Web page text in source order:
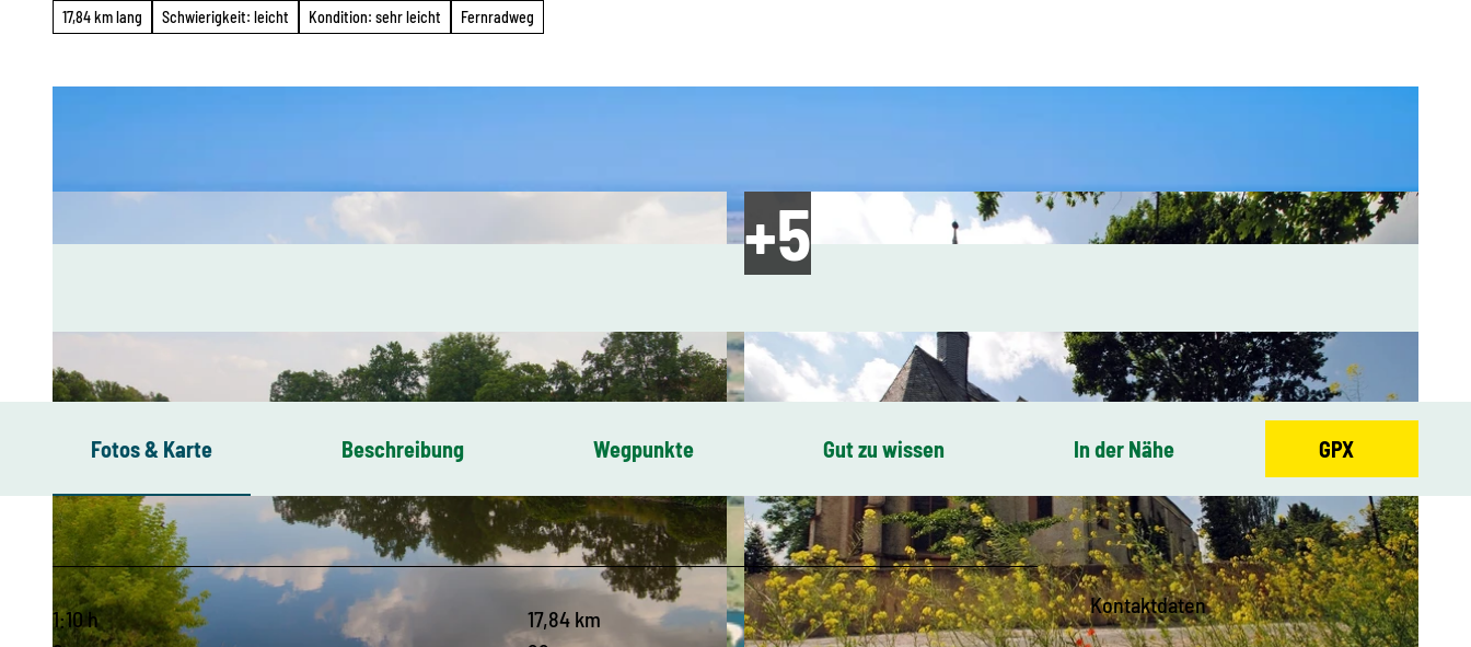
17,84 km lang Schwierigkeit: leicht Kondition: sehr leicht Fernradweg
Fotos & Karte Beschreibung Wegpunkte Gut zu wissen In der Nähe GPX
1:10 h
17,84 km
Kontaktdaten